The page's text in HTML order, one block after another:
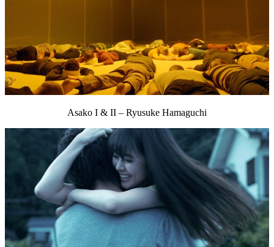
Asako I & II – Ryusuke Hamaguchi